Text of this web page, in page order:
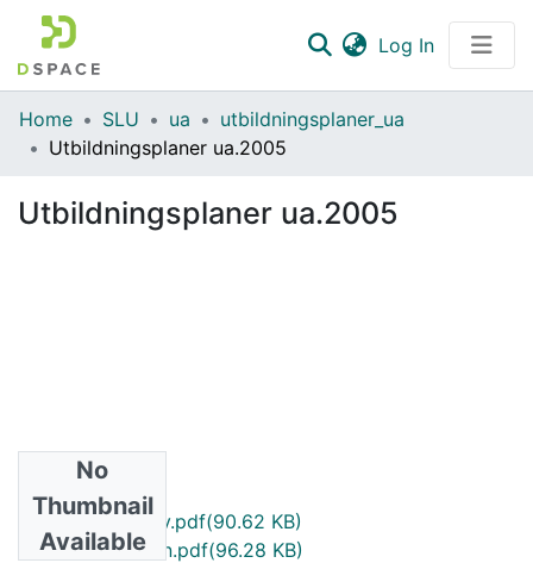
Log In(current)
Communities & Collections
All of DSpace
Statistics
Home SLU ua
utbildningsplaner_ua
Utbildningsplaner ua.2005
Utbildningsplaner ua.2005
No
Thumbnail
Available
VK002.2005.1_sv.pdf(90.62 KB)
VK002.2005.1_en.pdf(96.28 KB)